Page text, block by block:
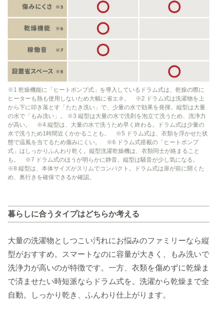
※1 乾燥機能に「ヒートポンプ式」を導入しているドラム式は、乾燥の際に
ヒーターも熱も使用しないため大幅に省エネ。 ※2 ドラム式は洗濯物を上
から下に叩き落とす「たたき洗い」で、少量の水で効果を発揮。縦型は大量
の水で「もみ洗い」。 ※3 縦型は大量の水で洗剤を泡立て洗うため、洗浄力
が高い。 ※4 縦型は、大量の水で洗うため早く終わる。ドラム式は少量の
水で洗うため1時間近くかかることも。 ※5 ドラム式は、衣類を浮かせた状
態で温風を当てるため傷みにくい。 ※6 ドラム式搭載の「ヒートポンプ
式」はしっかりふんわり乾く。縦型洗濯乾燥機は、衣類同士が絡まること
も。 ※7 ドラム式のほうが明らかに静音。縦型は騒音が少し気になる。
※8 縦型は、本体サイズがスリムでコンパクト。ドラム式は扉が前に開くた
め、奥行きを確保できるか確認。
暮らしに合うタイプはどちらか考える
大量の洗濯物としつこい汚れにお悩みのファミリーなら縦
型がおすすめ。スマートなのに容量が大きく、もみ洗いで
洗浄力が高いのが特徴です。一方、衣類を傷めずに乾燥ま
で済ませたい時短派ならドラム式を。洗濯から乾燥まで全
自動。しっかり乾き、ふんわり仕上がります。